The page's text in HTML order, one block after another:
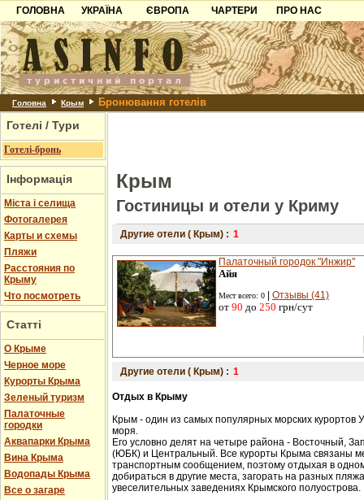
ГОЛОВНА
УКРАЇНА
Карпати
Азов
Причорноморря
Шацьк
ЄВРОПА
Чорногорія
Хорватія
Болгарія
Албанія
ЧАРТЕРИ
ПРО НАС
Контакти
Партнерам
Додати готель
Головна Крым Бронювання готелів
Готелі / Тури
Готелі-бронь
Інформація
Міста і селища
Фотогалерея
Карты и схемы
Пляжи
Расстояния по
Крыму
Что посмотреть
Статті
О Крыме
Черное море
Курорты Крыма
Зеленый туризм
Палаточные
городки
Аквапарки Крыма
Вина Крыма
Водопады Крыма
Все о загаре
Крым
Гостиницы и отели у Криму
Другие отели ( Крым) : 1
Палаточный городок "Инжир"
Айя
Мест всего: 0 Отзывы (41)
от 90 до 250 грн/сут
Другие отели ( Крым) : 1
Отдых в Крыму
Крым - один из самых популярных морских курортов
моря.
Его условно делят на четыре района - Восточный,
(ЮБК) и Центральный. Все курорты Крыма связаны
транспортным сообщением, поэтому отдыхая в
добираться в другие места, загорать на разных
увеселительных заведениях Крымского полуострова.